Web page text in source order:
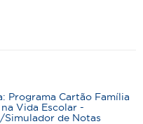
Programa Cartão Família
Vida Escolar -
Simulador de Notas